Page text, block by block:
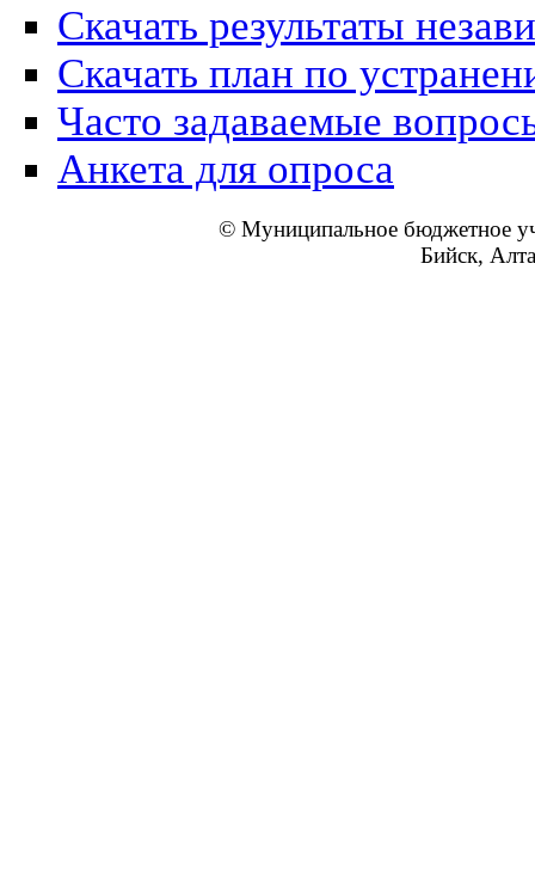
Скачать результаты
Скачать план по
Часто задаваемые
Анкета для опроса
© Муниципальное бюджетное
Бийск,